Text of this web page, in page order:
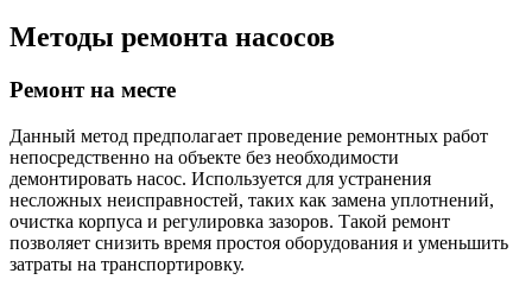
Методы ремонта насосов
Ремонт на месте
Данный метод предполагает проведение ремонтных работ
непосредственно на объекте без необходимости
демонтировать насос. Используется для устранения
несложных неисправностей, таких как замена уплотнений,
очистка корпуса и регулировка зазоров. Такой ремонт
позволяет снизить время простоя оборудования и уменьшить
затраты на транспортировку.